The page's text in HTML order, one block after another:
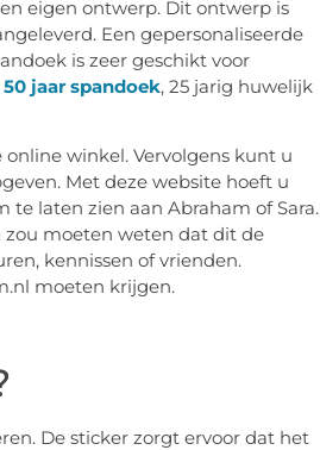
eigen ontwerp. Dit ontwerp is
Een gepersonaliseerde
is zeer geschikt voor
50 jaar spandoek, 25 jarig huwelijk
winkel. Vervolgens kunt u
Met deze website hoeft u
laten zien aan Abraham of Sara.
zou moeten weten dat dit de
kennissen of vrienden.
moeten krijgen.
De sticker zorgt ervoor dat het